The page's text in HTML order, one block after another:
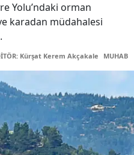
Yolu’ndaki orman
karadan müdahalesi
Kürşat Kerem Akçakale